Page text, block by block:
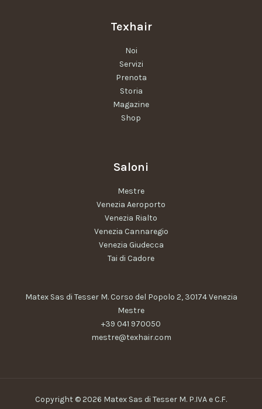
Texhair
Noi
Servizi
Prenota
Storia
Magazine
Shop
Saloni
Mestre
Venezia Aeroporto
Venezia Rialto
Venezia Cannaregio
Venezia Giudecca
Tai di Cadore
Matex Sas di Tesser M. Corso del Popolo 2, 30174 Venezia
Mestre
+39 041 970050
mestre@texhair.com
Copyright © 2026 Matex Sas di Tesser M. P.IVA e C.F.